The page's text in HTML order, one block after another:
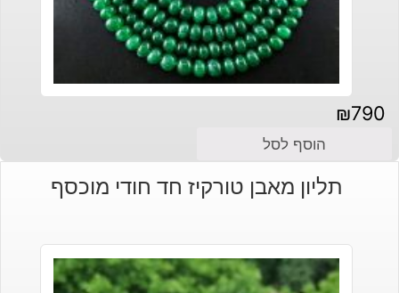
₪790
הוסף לסל
תליון מאבן טורקיז חד חודי מוכסף